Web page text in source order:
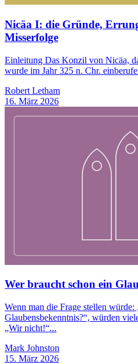
Nicäa I: die Gründe,
Misserfolge
Einleitung Das Konzil von Nicäa,
wurde im Jahr 325 n. Chr.
Robert Letham
16. März 2026
Wer braucht schon ein
Wenn man die Frage stellen würde:
Glaubensbekenntnis?“, würden
„Wir nicht!“...
Mark Johnston
15. März 2026